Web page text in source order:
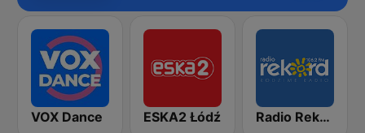
VOX Dance ESKA2 Łódź Radio Rekord